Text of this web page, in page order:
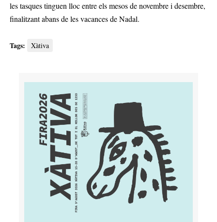
les tasques tinguen lloc entre els mesos de novembre i desembre,
finalitzant abans de les vacances de Nadal.
Tags: Xàtiva